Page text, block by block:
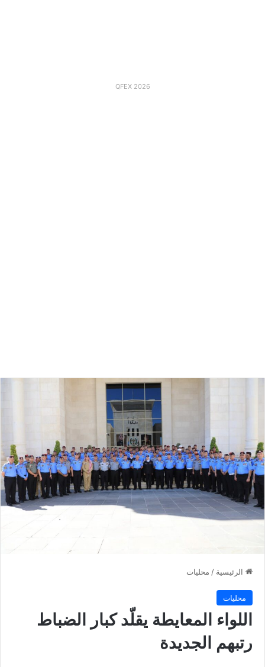
QFEX 2026
الرئيسية / محليات
محليات
اللواء المعايطة يقلّد كبار الضباط
رتبهم الجديدة